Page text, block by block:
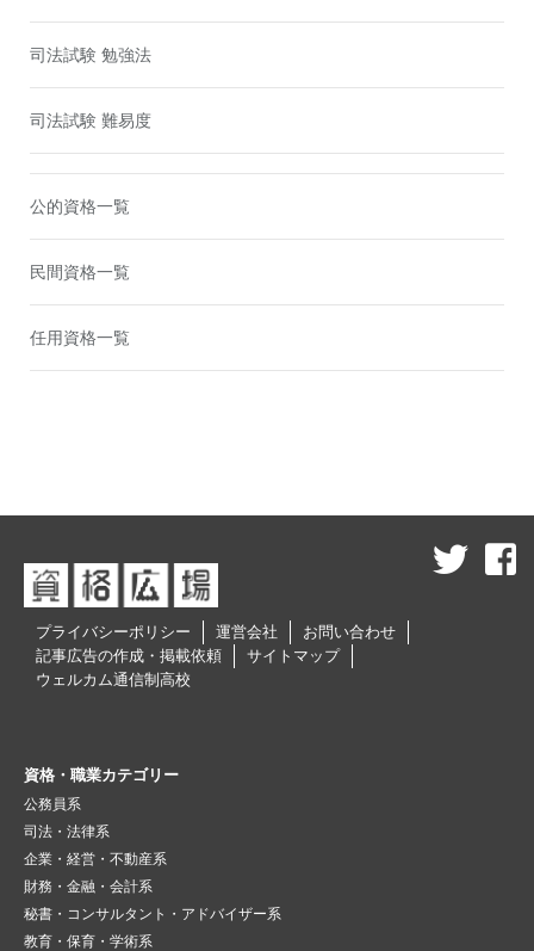
司法試験 勉強法
司法試験 難易度
公的資格一覧
民間資格一覧
任用資格一覧
プライバシーポリシー 運営会社
お問い合わせ
記事広告の作成・掲載依頼
サイトマップ
ウェルカム通信制高校
資格・職業カテゴリー
公務員系
司法・法律系
企業・経営・不動産系
財務・金融・会計系
秘書・コンサルタント・アドバイザー系
教育・保育・学術系